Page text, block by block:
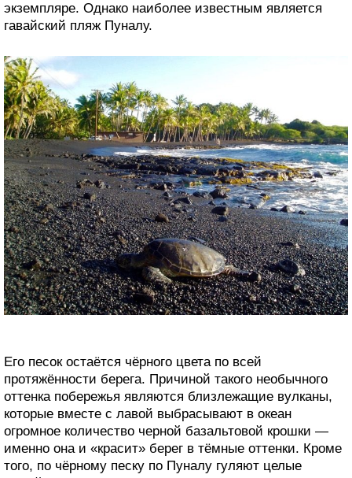
экземпляре. Однако наиболее известным является
гавайский пляж Пуналу.
Его песок остаётся чёрного цвета по всей
протяжённости берега. Причиной такого необычного
оттенка побережья являются близлежащие вулканы,
которые вместе с лавой выбрасывают в океан
огромное количество черной базальтовой крошки —
именно она и «красит» берег в тёмные оттенки. Кроме
того, по чёрному песку по Пуналу гуляют целые